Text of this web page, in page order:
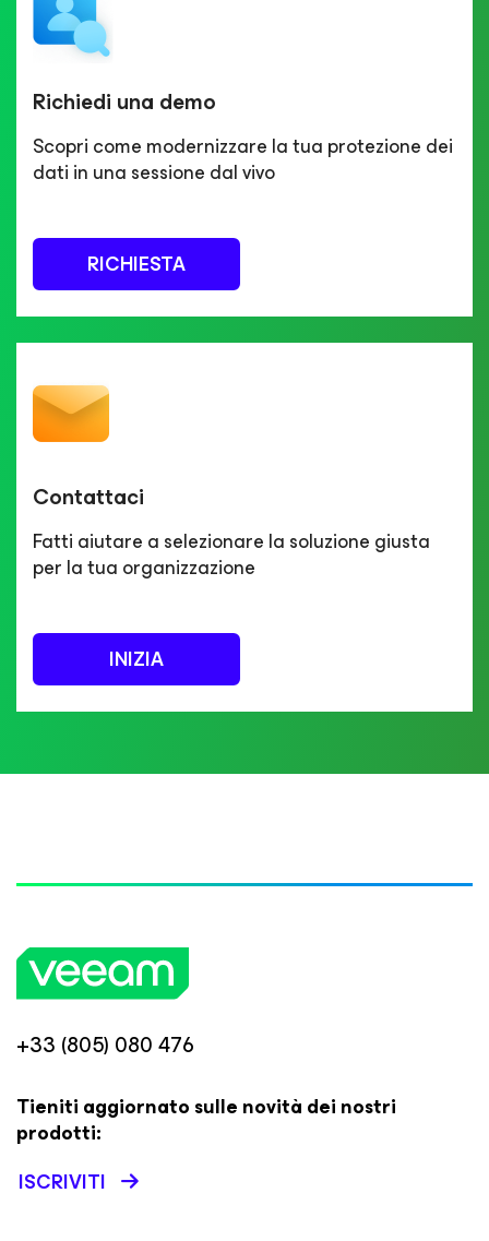
Richiedi una demo
Scopri come modernizzare la tua protezione dei
dati in una sessione dal vivo
RICHIESTA
Contattaci
Fatti aiutare a selezionare la soluzione giusta
per la tua organizzazione
INIZIA
+33 (805) 080 476
Tieniti aggiornato sulle novità dei nostri
prodotti:
ISCRIVITI